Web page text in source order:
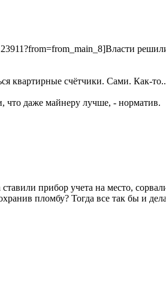
квартирные счётчики. Сами. Как-
что даже майнеру лучше, - норматив.
прибор учета на место,
пломбу? Тогда все так бы и